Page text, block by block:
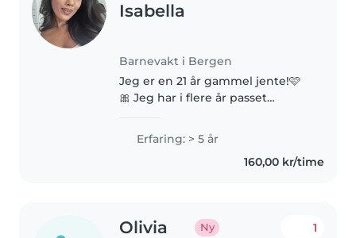
Isabella
Barnevakt i Bergen
Jeg er en 21 år gammel jente!🩷
🎀 Jeg har i flere år passet
søsken og har mange år med
erfaring. Jeg passet på de når
mine foreldre ikke kunne på
Erfaring: > 5 år
160,00 kr/time
Olivia Ny 1